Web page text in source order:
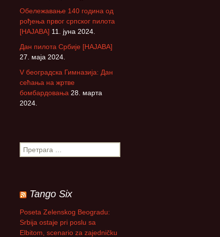
Обележавање 140 година од
рођења првог српског пилота
[НАЈАВА] 11. јуна 2024.
Дан пилота Србије [НАЈАВА]
27. маја 2024.
V београдска Гимназија: Дан
сећања на жртве
бомбардовања 28. марта
2024.
П
р
а
г
а
з
Tango Six
Poseta Zelenskog Beogradu:
Srbija ostaje pri poslu sa
Elbitom, scenario za zajedničku